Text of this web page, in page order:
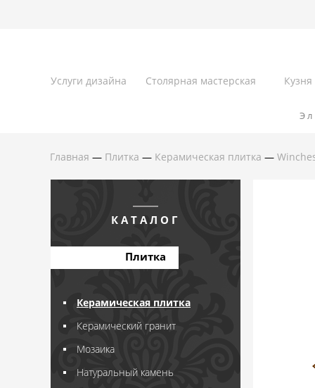
Услуги дизайна Столярная мастерская Кузня
Главная — Плитка — Керамическая плитка —
КАТАЛОГ
Плитка
Керамическая плитка
Керамический гранит
Мозаика
Натуральный камень